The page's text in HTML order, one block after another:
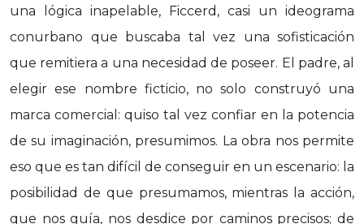
una lógica inapelable, Ficcerd, casi un ideograma
conurbano que buscaba tal vez una sofisticación
que remitiera a una necesidad de poseer. El padre, al
elegir ese nombre ficticio, no solo construyó una
marca comercial: quiso tal vez confiar en la potencia
de su imaginación, presumimos. La obra nos permite
eso que es tan difícil de conseguir en un escenario: la
posibilidad de que presumamos, mientras la acción,
que nos guía, nos desdice por caminos precisos; de